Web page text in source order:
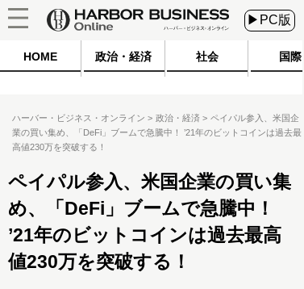
▶PC版
HOME 政治・経済 社会 国際
ハーバー・ビジネス・オンライン 政治・経済
ペイパル参入、米国企
業の買い集め、「DeFi」ブームで急騰中！ ’21年のビットコインは過去最
高値230万を突破する！
ペイパル参入、米国企業の買い集
め、「DeFi」ブームで急騰中！
’21年のビットコインは過去最高
値230万を突破する！